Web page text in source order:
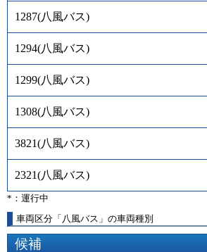
1287(八風バス)
1294(八風バス)
1299(八風バス)
1308(八風バス)
3821(八風バス)
2321(八風バス)
*：運行中
車両区分「八風バス」の車両種別
候補